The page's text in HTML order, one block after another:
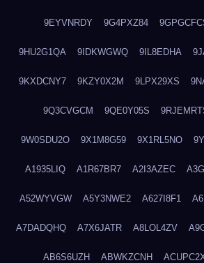
9EYVNRDY 9G4PXZ84
9HU2G1QA 9IDKWGWQ 9IL8EDHA
9KXDCNY7 9KZY0X2M 9LPX29XS
9Q3CVGCM 9QE0Y05S
9W0SDU2O 9X1M8G59 9X1RL5NO
A1935LIQ A1R67BR7 A2I3AZEC
A52WYVGW A5Y3NWE2 A627I8F1
A7DADQHQ A7X6JATR A8LOL4ZV
AB6S6UZH ABWKZCNH